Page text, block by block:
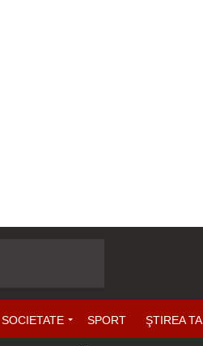
SOCIETATE SPORT ŞTIREA TA